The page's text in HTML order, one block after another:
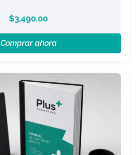
$3,490.00
Comprar ahora